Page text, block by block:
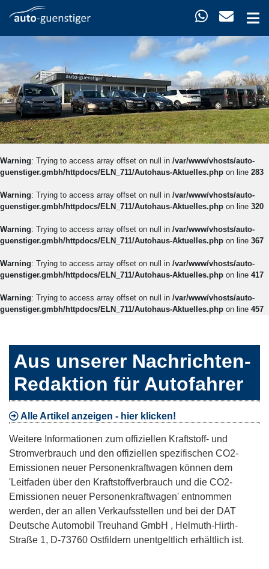
Warning: Trying to access array offset on null in /var/www/vhosts/auto-
guenstiger.gmbh/httpdocs/ELN_711/Autohaus-Aktuelles.php on line 283
Warning: Trying to access array offset on null in /var/www/vhosts/auto-
guenstiger.gmbh/httpdocs/ELN_711/Autohaus-Aktuelles.php on line 320
Warning: Trying to access array offset on null in /var/www/vhosts/auto-
guenstiger.gmbh/httpdocs/ELN_711/Autohaus-Aktuelles.php on line 367
Warning: Trying to access array offset on null in /var/www/vhosts/auto-
guenstiger.gmbh/httpdocs/ELN_711/Autohaus-Aktuelles.php on line 417
Warning: Trying to access array offset on null in /var/www/vhosts/auto-
guenstiger.gmbh/httpdocs/ELN_711/Autohaus-Aktuelles.php on line 457
Aus unserer Nachrichten-
Redaktion für Autofahrer
Alle Artikel anzeigen - hier klicken!
Weitere Informationen zum offiziellen Kraftstoff- und
Stromverbrauch und den offiziellen spezifischen CO2-
Emissionen neuer Personenkraftwagen können dem
'Leitfaden über den Kraftstoffverbrauch und die CO2-
Emissionen neuer Personenkraftwagen' entnommen
werden, der an allen Verkaufsstellen und bei der DAT
Deutsche Automobil Treuhand GmbH , Helmuth-Hirth-
Straße 1, D-73760 Ostfildern unentgeltlich erhältlich ist.